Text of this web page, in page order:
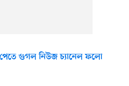
গুগল নিউজ চ্যানেল ফলো